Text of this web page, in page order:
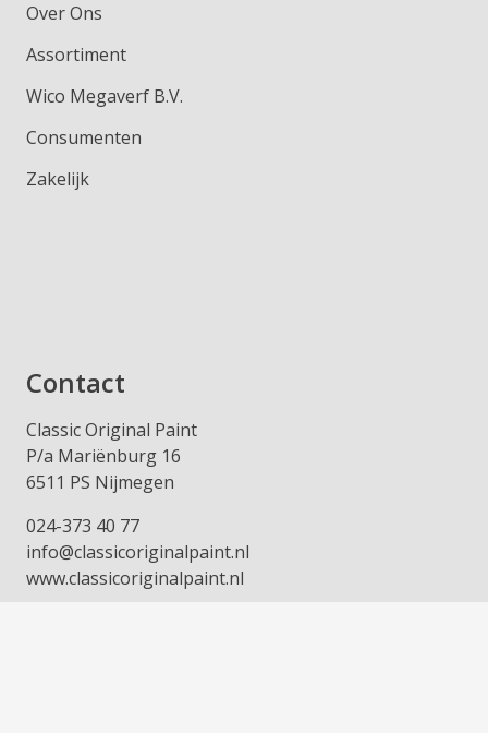
Over Ons
Assortiment
Wico Megaverf B.V.
Consumenten
Zakelijk
Contact
Classic Original Paint
P/a Mariënburg 16
6511 PS Nijmegen
024-373 40 77
info@classicoriginalpaint.nl
www.classicoriginalpaint.nl